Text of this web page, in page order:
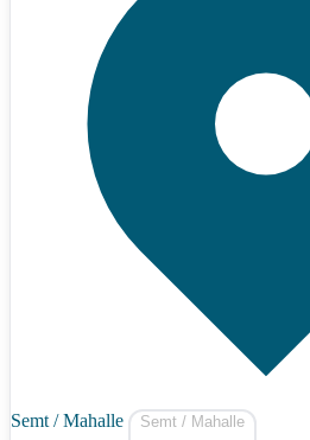
Semt / Mahalle Semt / Mahalle